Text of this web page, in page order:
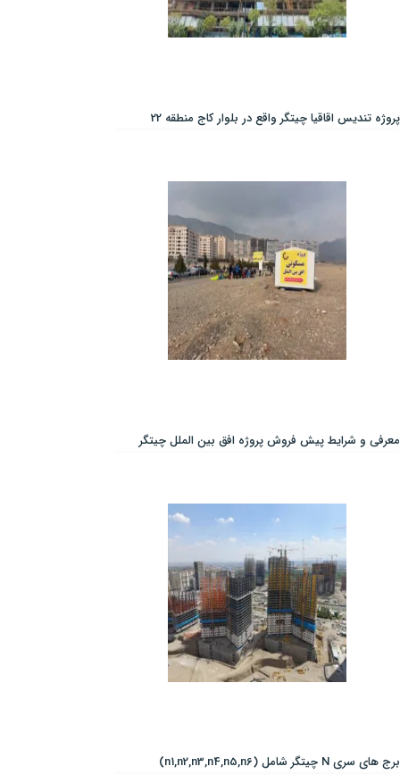
پروژه تندیس اقاقیا چیتگر واقع در بلوار کاج منطقه 22
معرفی و شرایط پیش فروش پروژه افق بین الملل چیتگر
برج های سری N چیتگر شامل (n1,n2,n3,n4,n5,n6)